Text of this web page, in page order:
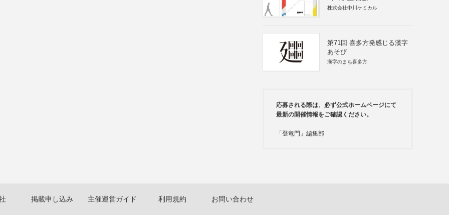
株式会社中川ケミカル
第71回 喜多方発感じる漢字
あそび
漢字のまち喜多方
応募される際は、必ず公式ホームページにて
最新の開催情報をご確認ください。
「登竜門」編集部
掲載申し込み 主催運営ガイド 利用規約 お問い合わせ